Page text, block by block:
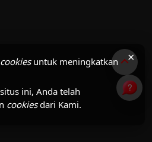
×
cookiesuntuk meningkatkan
ini, Anda telah
cookiesdari Kami.
Konsumen
Syariah